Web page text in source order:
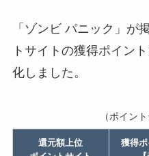
「ゾンビ パニック」が
トサイトの獲得ポイン
化しました。
（ポイン
還元額上位
獲得